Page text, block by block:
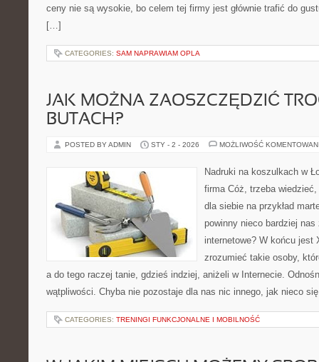
ceny nie są wysokie, bo celem tej firmy jest głównie trafić do
[…]
CATEGORIES: SAM NAPRAWIAM OPLA
JAK MOŻNA ZAOSZCZĘDZIĆ
BUTACH?
POSTED BY ADMIN STY - 2 - 2026 MOŻLIWOŚĆ
Nadruki na koszulkach w
firma Cóż, trzeba
dla siebie na przykład
powinny nieco bardziej
internetowe? W końcu jest
zrozumieć takie osoby,
a do tego raczej tanie, gdzieś indziej, aniżeli w Internecie.
wątpliwości. Chyba nie pozostaje dla nas nic innego, jak nieco
CATEGORIES: TRENINGI FUNKCJONALNE I MOBILNOŚĆ